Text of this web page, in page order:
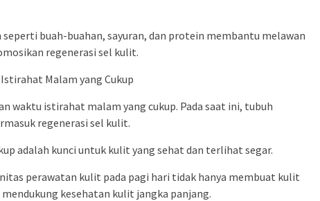
seperti buah-buahan, sayuran, dan protein membantu melawan
regenerasi sel kulit.
Malam yang Cukup
waktu istirahat malam yang cukup. Pada saat ini, tubuh
regenerasi sel kulit.
adalah kunci untuk kulit yang sehat dan terlihat segar.
perawatan kulit pada pagi hari tidak hanya membuat kulit
kesehatan kulit jangka panjang.